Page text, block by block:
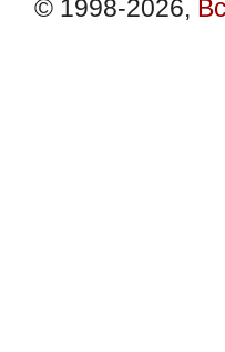
© 1998-2026,